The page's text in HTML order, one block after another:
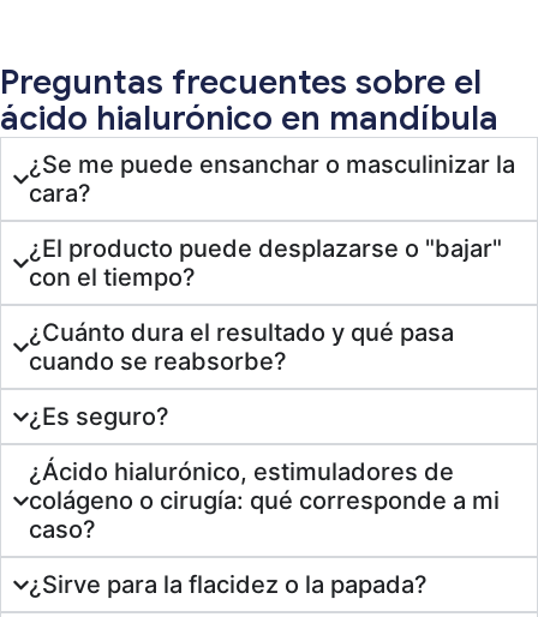
Preguntas frecuentes sobre el
ácido hialurónico en mandíbula
¿Se me puede ensanchar o masculinizar la
cara?
¿El producto puede desplazarse o "bajar"
con el tiempo?
¿Cuánto dura el resultado y qué pasa
cuando se reabsorbe?
¿Es seguro?
¿Ácido hialurónico, estimuladores de
colágeno o cirugía: qué corresponde a mi
caso?
¿Sirve para la flacidez o la papada?